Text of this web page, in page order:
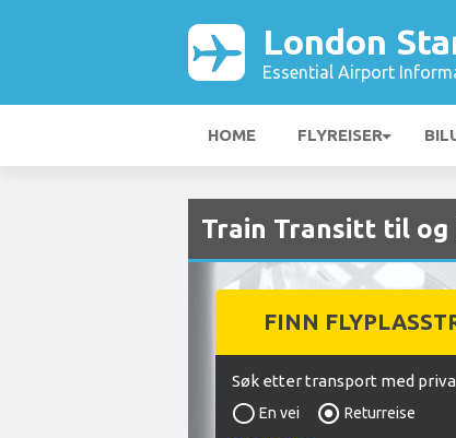
London
Essential Airport
HOME FLYREISER
Train Transitt til
FINN
Søk etter transport med
En vei
Returreise